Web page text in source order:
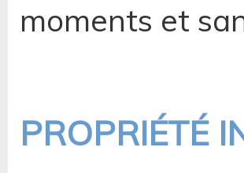
moments et
PROPRIÉTÉ